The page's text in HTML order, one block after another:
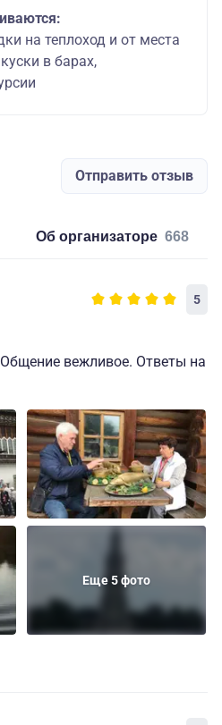
на теплоход и от места
в барах,
Отправить отзыв
об организаторе 668
5
вежливое. Ответы на
Еще 5 фото